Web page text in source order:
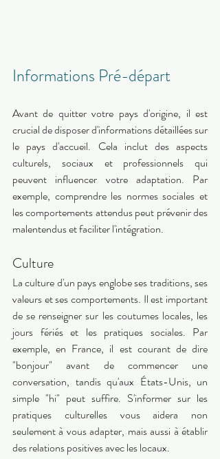
Informations Pré-départ
Avant de quitter votre pays d'origine, il est
crucial de disposer d'informations détaillées sur
le pays d'accueil. Cela inclut des aspects
culturels, sociaux et professionnels qui
peuvent influencer votre adaptation. Par
exemple, comprendre les normes sociales et
les comportements attendus peut prévenir des
malentendus et faciliter l'intégration.
Culture
La culture d'un pays englobe ses traditions, ses
valeurs et ses comportements. Il est important
de se renseigner sur les coutumes locales, les
jours fériés et les pratiques sociales. Par
exemple, en France, il est courant de dire
"bonjour" avant de commencer une
conversation, tandis qu'aux États-Unis, un
simple "hi" peut suffire. S'informer sur les
pratiques culturelles vous aidera non
seulement à vous adapter, mais aussi à établir
des relations positives avec les locaux.